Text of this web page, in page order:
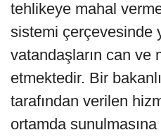
tehlikeye mahal
sistemi çerçevesinde
vatandaşların can ve
etmektedir. Bir
tarafından verilen
ortamda